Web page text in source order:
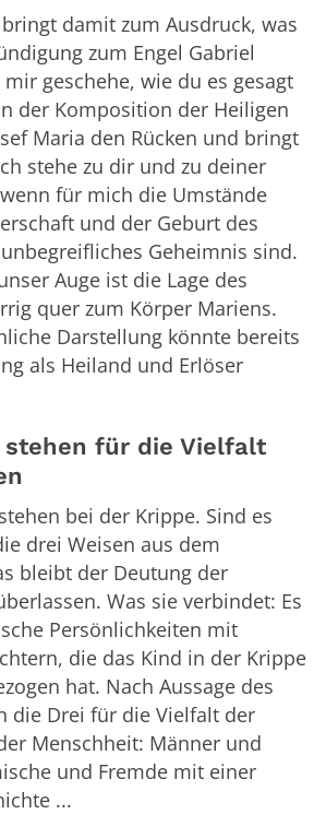
damit zum Ausdruck, was
zum Engel Gabriel
geschehe, wie du es gesagt
der Komposition der Heiligen
Maria den Rücken und bringt
stehe zu dir und zu deiner
für mich die Umstände
und der Geburt des
Geheimnis sind.
Auge ist die Lage des
quer zum Körper Mariens.
Darstellung könnte bereits
als Heiland und Erlöser
stehen für die Vielfalt
bei der Krippe. Sind es
drei Weisen aus dem
bleibt der Deutung der
Was sie verbindet: Es
Persönlichkeiten mit
die das Kind in der Krippe
hat. Nach Aussage des
die Drei für die Vielfalt der
Menschheit: Männer und
und Fremde mit einer
...